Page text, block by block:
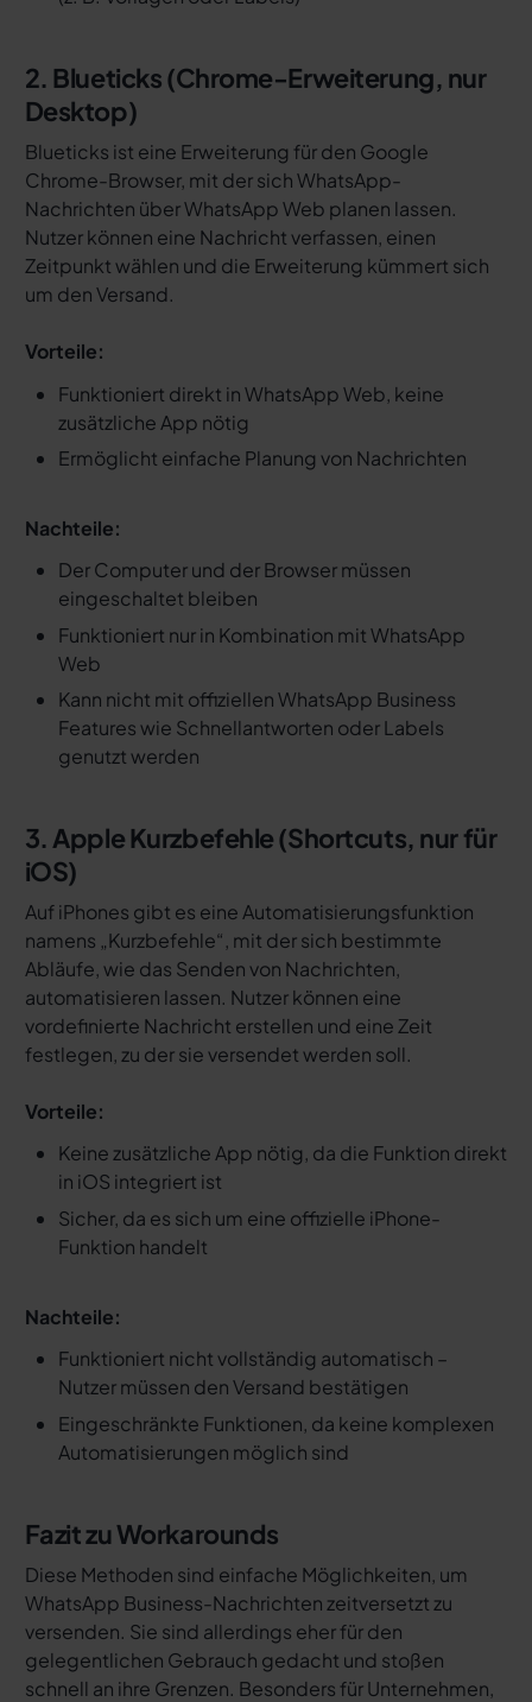
2. Blueticks (Chrome-Erweiterung, nur
Desktop)
Blueticks ist eine Erweiterung für den Google
Chrome-Browser, mit der sich WhatsApp-
Nachrichten über WhatsApp Web planen lassen.
Nutzer können eine Nachricht verfassen, einen
Zeitpunkt wählen und die Erweiterung kümmert sich
um den Versand.
Vorteile:
Funktioniert direkt in WhatsApp Web, keine
zusätzliche App nötig
Ermöglicht einfache Planung von Nachrichten
Nachteile:
Der Computer und der Browser müssen
eingeschaltet bleiben
Funktioniert nur in Kombination mit WhatsApp
Web
Kann nicht mit offiziellen WhatsApp Business
Features wie Schnellantworten oder Labels
genutzt werden
3. Apple Kurzbefehle (Shortcuts, nur für
iOS)
Auf iPhones gibt es eine Automatisierungsfunktion
namens „Kurzbefehle“, mit der sich bestimmte
Abläufe, wie das Senden von Nachrichten,
automatisieren lassen. Nutzer können eine
vordefinierte Nachricht erstellen und eine Zeit
festlegen, zu der sie versendet werden soll.
Vorteile:
Keine zusätzliche App nötig, da die Funktion direkt
in iOS integriert ist
Sicher, da es sich um eine offizielle iPhone-
Funktion handelt
Nachteile:
Funktioniert nicht vollständig automatisch –
Nutzer müssen den Versand bestätigen
Eingeschränkte Funktionen, da keine komplexen
Automatisierungen möglich sind
Fazit zu Workarounds
Diese Methoden sind einfache Möglichkeiten, um
WhatsApp Business-Nachrichten zeitversetzt zu
versenden. Sie sind allerdings eher für den
gelegentlichen Gebrauch gedacht und stoßen
schnell an ihre Grenzen. Besonders für Unternehmen,